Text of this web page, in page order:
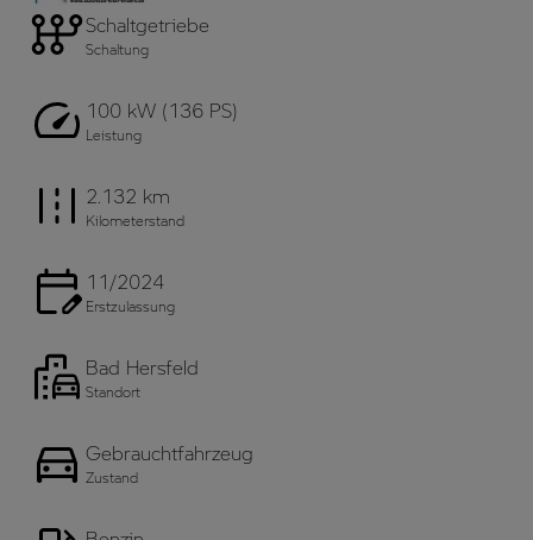
Schaltgetriebe
Schaltung
100 kW (136 PS)
Leistung
2.132 km
Kilometerstand
11/2024
Erstzulassung
Bad Hersfeld
Standort
Gebrauchtfahrzeug
Zustand